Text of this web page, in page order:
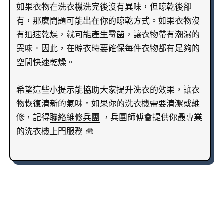
如果衣物在洗衣機洗完後沒有異味，但晾乾後卻
有，那麼問題可能出在你的晾乾方式。如果衣物沒
有迅速乾燥，就可能產生霉菌，讓衣物帶有潮濕的
異味。因此，在晾衣時要確保每件衣物都有足夠的
空間快速乾燥。
希望這些小提示能協助大家提升洗衣的效果，讓衣
物恢復清新的氣味。如果你的洗衣機需要清潔或維
修，記得聯絡維修兵團
，兵團師傅會提供你最專業
的洗衣機上門服務 🧰